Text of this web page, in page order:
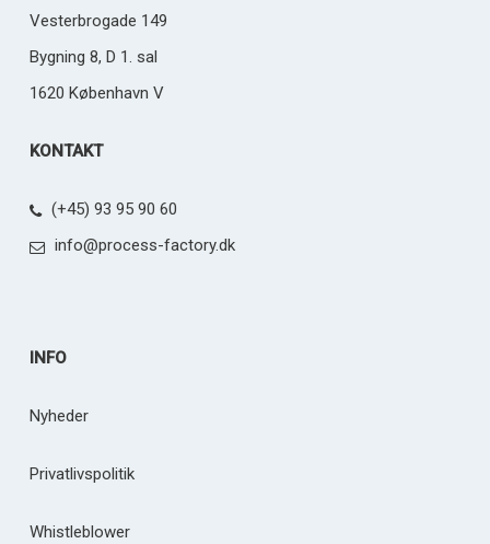
Vesterbrogade 149
Bygning 8, D 1. sal
1620 København V
KONTAKT
(+45) 93 95 90 60
info@process-factory.dk
INFO
Nyheder
Privatlivspolitik
Whistleblower